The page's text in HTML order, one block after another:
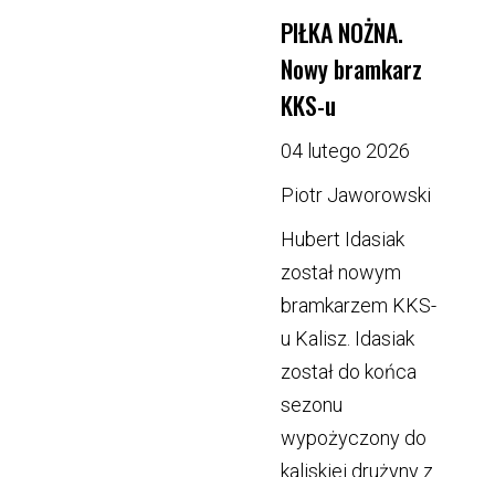
PIŁKA NOŻNA.
Nowy bramkarz
KKS-u
04 lutego 2026
Piotr Jaworowski
Hubert Idasiak
został nowym
bramkarzem KKS-
u Kalisz. Idasiak
został do końca
sezonu
wypożyczony do
kaliskiej drużyny z